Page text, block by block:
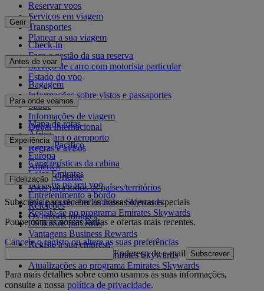
Reservar voos
Serviços em viagem
Transportes
Planear a sua viagem
Gerir
Check-in
Faça a gestão da sua reserva
Serviço de carro com motorista particular
Estado do voo
Antes de voar
Bagagem
Informações sobre vistos e passaportes
Saúde
Informações de viagem
Dubai Internacional
De e para o aeroporto
Regras e avisos
Para onde voamos
Mapa de rotas
África
Ásia e Pacífico
Europa
América
Médio Oriente
Voos para todos os países/territórios
Experiência
Características da cabina
Lojas Emirates
Serviços no seu voo
Entretenimento a bordo
Refeições
Os nossos lounges
Fidelização
Inicie sessão em Emirates Skywards
Registe-se no programa Emirates Skywards
Os nossos parceiros
Vantagens Business Rewards
Registe a sua empresa
Regras do programa Emirates Skywards
Atualizações ao programa Emirates Skywards
Subscreva para receber as nossas ofertas especiais
Poupe com as nossas tarifas e ofertas mais recentes.
Cancele o registo ou altere as suas preferências
Endereço de e-mail
Subscrever
Para mais detalhes sobre como usamos as suas informações,
consulte a nossa política de privacidade.